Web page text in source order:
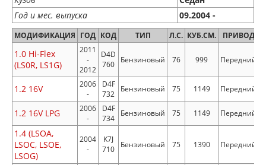
Год и мес. выпуска
09.2004 -
МОДИФИКАЦИЯ ГОД КОД ТИП Л.С. КУБ.СМ. ПРИВОД
1.0 Hi-Flex
(LS0R, LS1G)
2011
-
2012
D4D
760
Бензиновый 76 999 Передний
1.2 16V
2006
-
D4F
732
Бензиновый 75 1149 Передний
1.2 16V LPG
2006
-
D4F
734
Бензиновый 75 1149 Передний
1.4 (LSOA,
LSOC, LSOE,
LSOG)
2004
-
K7J
710
Бензиновый 75 1390 Передний